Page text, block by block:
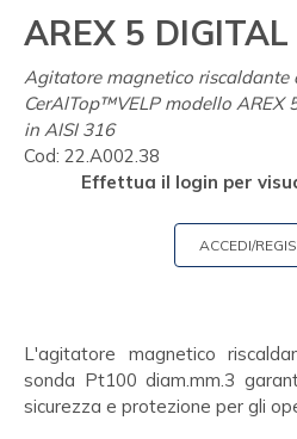
AREX 5
Agitatore magnetico riscaldante
CerAlTop™VELP modello AREX
in AISI 316
Cod: 22.A002.38
Effettua il login per
ACCEDI/
L'agitatore magnetico
sonda Pt100 diam.mm.3
sicurezza e protezione per gli